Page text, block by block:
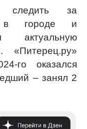
следить за
в городе и
актуальную
«Питерец.ру»
го оказался
– занял 2